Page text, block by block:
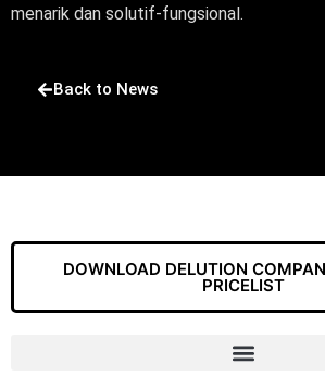
menarik dan solutif-fungsional.
Back to News
DOWNLOAD DELUTION
PRICELIST